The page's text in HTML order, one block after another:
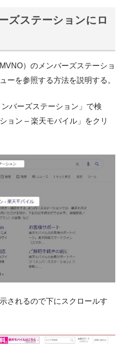
ズステーションにロ
）のメンバーズステーショ
ーを参照する方法を説明する。
バーズステーション」で検
ョン – 楽天モバイル」をクリ
されるので下にスクロールす